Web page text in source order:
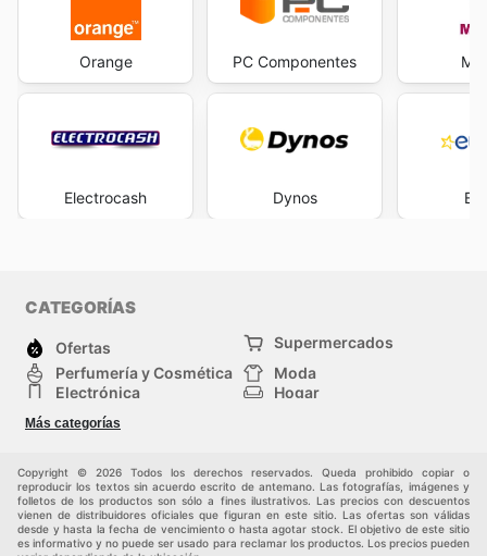
Orange
Electrocash
PC Componentes
Dynos
CATEGORÍAS
Ofertas
Supermercados
Perfumería y Cosmética
Moda
Electrónica
Hogar
Deporte
Juguetes y bebés
Más categorías
Copyright © 2026 Todos los derechos reservados. Queda prohibido copiar o
reproducir los textos sin acuerdo escrito de antemano. Las fotografías, imágenes y
folletos de los productos son sólo a fines ilustrativos. Las precios con descuentos
vienen de distribuidores oficiales que figuran en este sitio. Las ofertas son válidas
desde y hasta la fecha de vencimiento o hasta agotar stock. El objetivo de este sitio
es informativo y no puede ser usado para reclamar los productos. Los precios pueden